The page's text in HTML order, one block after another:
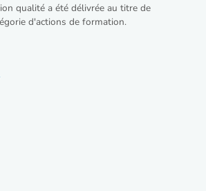
qualité a été délivrée au titre de
d'actions de formation.